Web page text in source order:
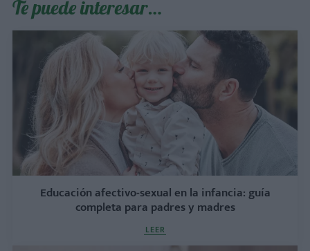
Te puede interesar…
Educación afectivo-sexual en la infancia: guía
completa para padres y madres
LEER